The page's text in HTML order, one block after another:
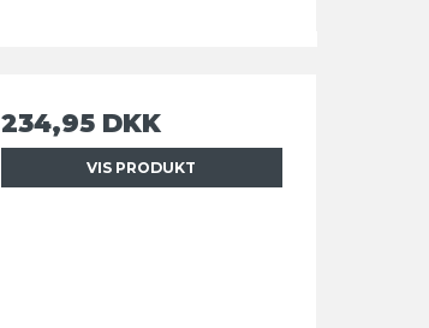
234,95 DKK
VIS PRODUKT